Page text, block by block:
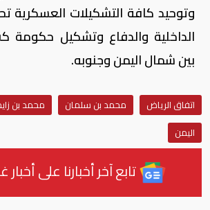
وتوحيد كافة التشكيلات العسكرية
الداخلية والدفاع وتشكيل حكومة
بين شمال اليمن وجنوبه.
اتفاق الرياض محمد بن سلمان محمد بن
اليمن
تابع آخر أخبارنا على